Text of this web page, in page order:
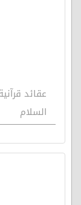
السلام